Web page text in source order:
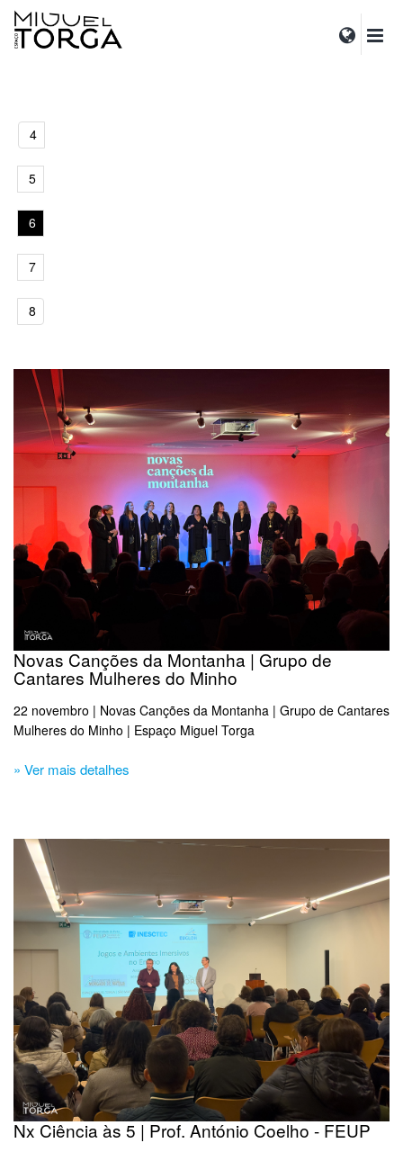
4
5
6
7
8
Novas Canções da Montanha | Grupo de
Cantares Mulheres do Minho
22 novembro | Novas Canções da Montanha | Grupo de Cantares
Mulheres do Minho | Espaço Miguel Torga
» Ver mais detalhes
Nx Ciência às 5 | Prof. António Coelho - FEUP